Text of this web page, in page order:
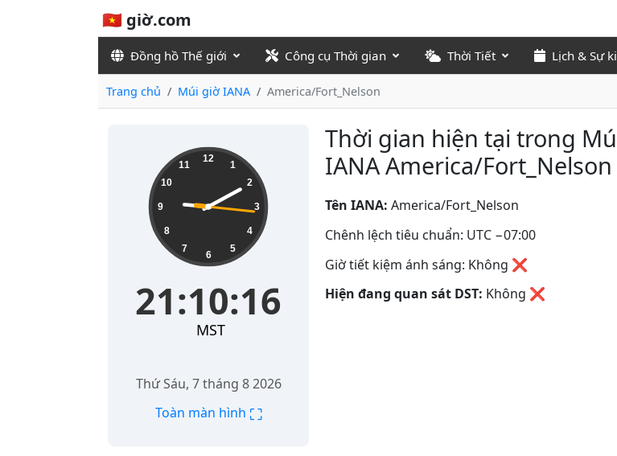
🇻🇳 giờ.com
Đồng hồ Thế giới Công cụ Thời gian Thời Tiết Lịch & Sự
Trang chủ Múi giờ IANA America/Fort_Nelson
Thời gian hiện tại trong
IANA America/Fort_Nelson
21:10:16 12
1
2
3
4
5
6
7
8
9
10
11
21:10:16
MST
Thứ Sáu, 7 tháng 8 2026
Toàn màn hình ⛶
Tên IANA: America/Fort_Nelson
Chênh lệch tiêu chuẩn: UTC −07:00
Giờ tiết kiệm ánh sáng: Không ❌
Hiện đang quan sát DST: Không ❌